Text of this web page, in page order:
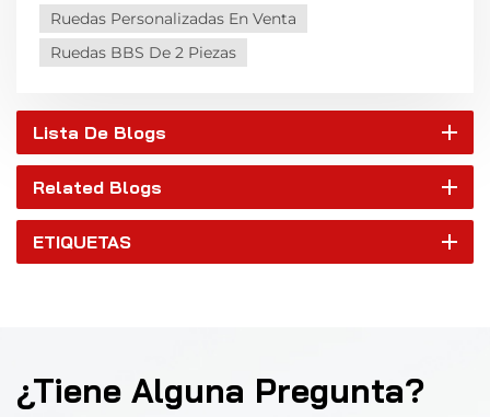
Ruedas Personalizadas En Venta
Ruedas BBS De 2 Piezas
Lista De Blogs
Related Blogs
ETIQUETAS
¿Tiene Alguna Pregunta?